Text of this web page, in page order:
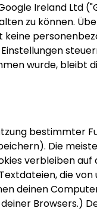
Ireland Ltd
zu können.
wurde, bleibt
bestimmter
Die
verbleiben
die
deinen
Browsers.)